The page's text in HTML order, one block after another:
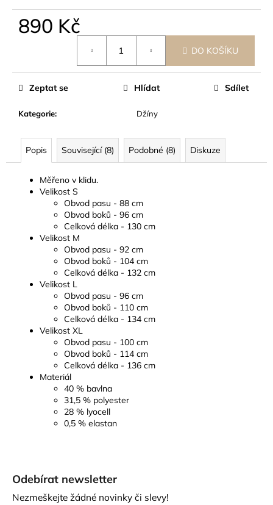
890 Kč
DO KOŠÍKU
Kategorie: Džíny
Zeptat se Hlídat Sdílet
Popis Související (8) Podobné (8) Diskuze
Měřeno v klidu.
Velikost S
Obvod pasu - 88 cm
Obvod boků - 96 cm
Celková délka - 130 cm
Velikost M
Obvod pasu - 92 cm
Obvod boků - 104 cm
Celková délka - 132 cm
Velikost L
Obvod pasu - 96 cm
Obvod boků - 110 cm
Celková délka - 134 cm
Velikost XL
Obvod pasu - 100 cm
Obvod boků - 114 cm
Celková délka - 136 cm
Materiál
40 % bavlna
31,5 % polyester
28 % lyocell
0,5 % elastan
Odebírat newsletter
Nezmeškejte žádné novinky či slevy!